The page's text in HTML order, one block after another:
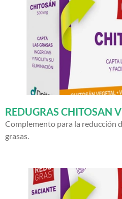
REDUGRAS CHITOSAN
Complemento para la reducción
grasas.